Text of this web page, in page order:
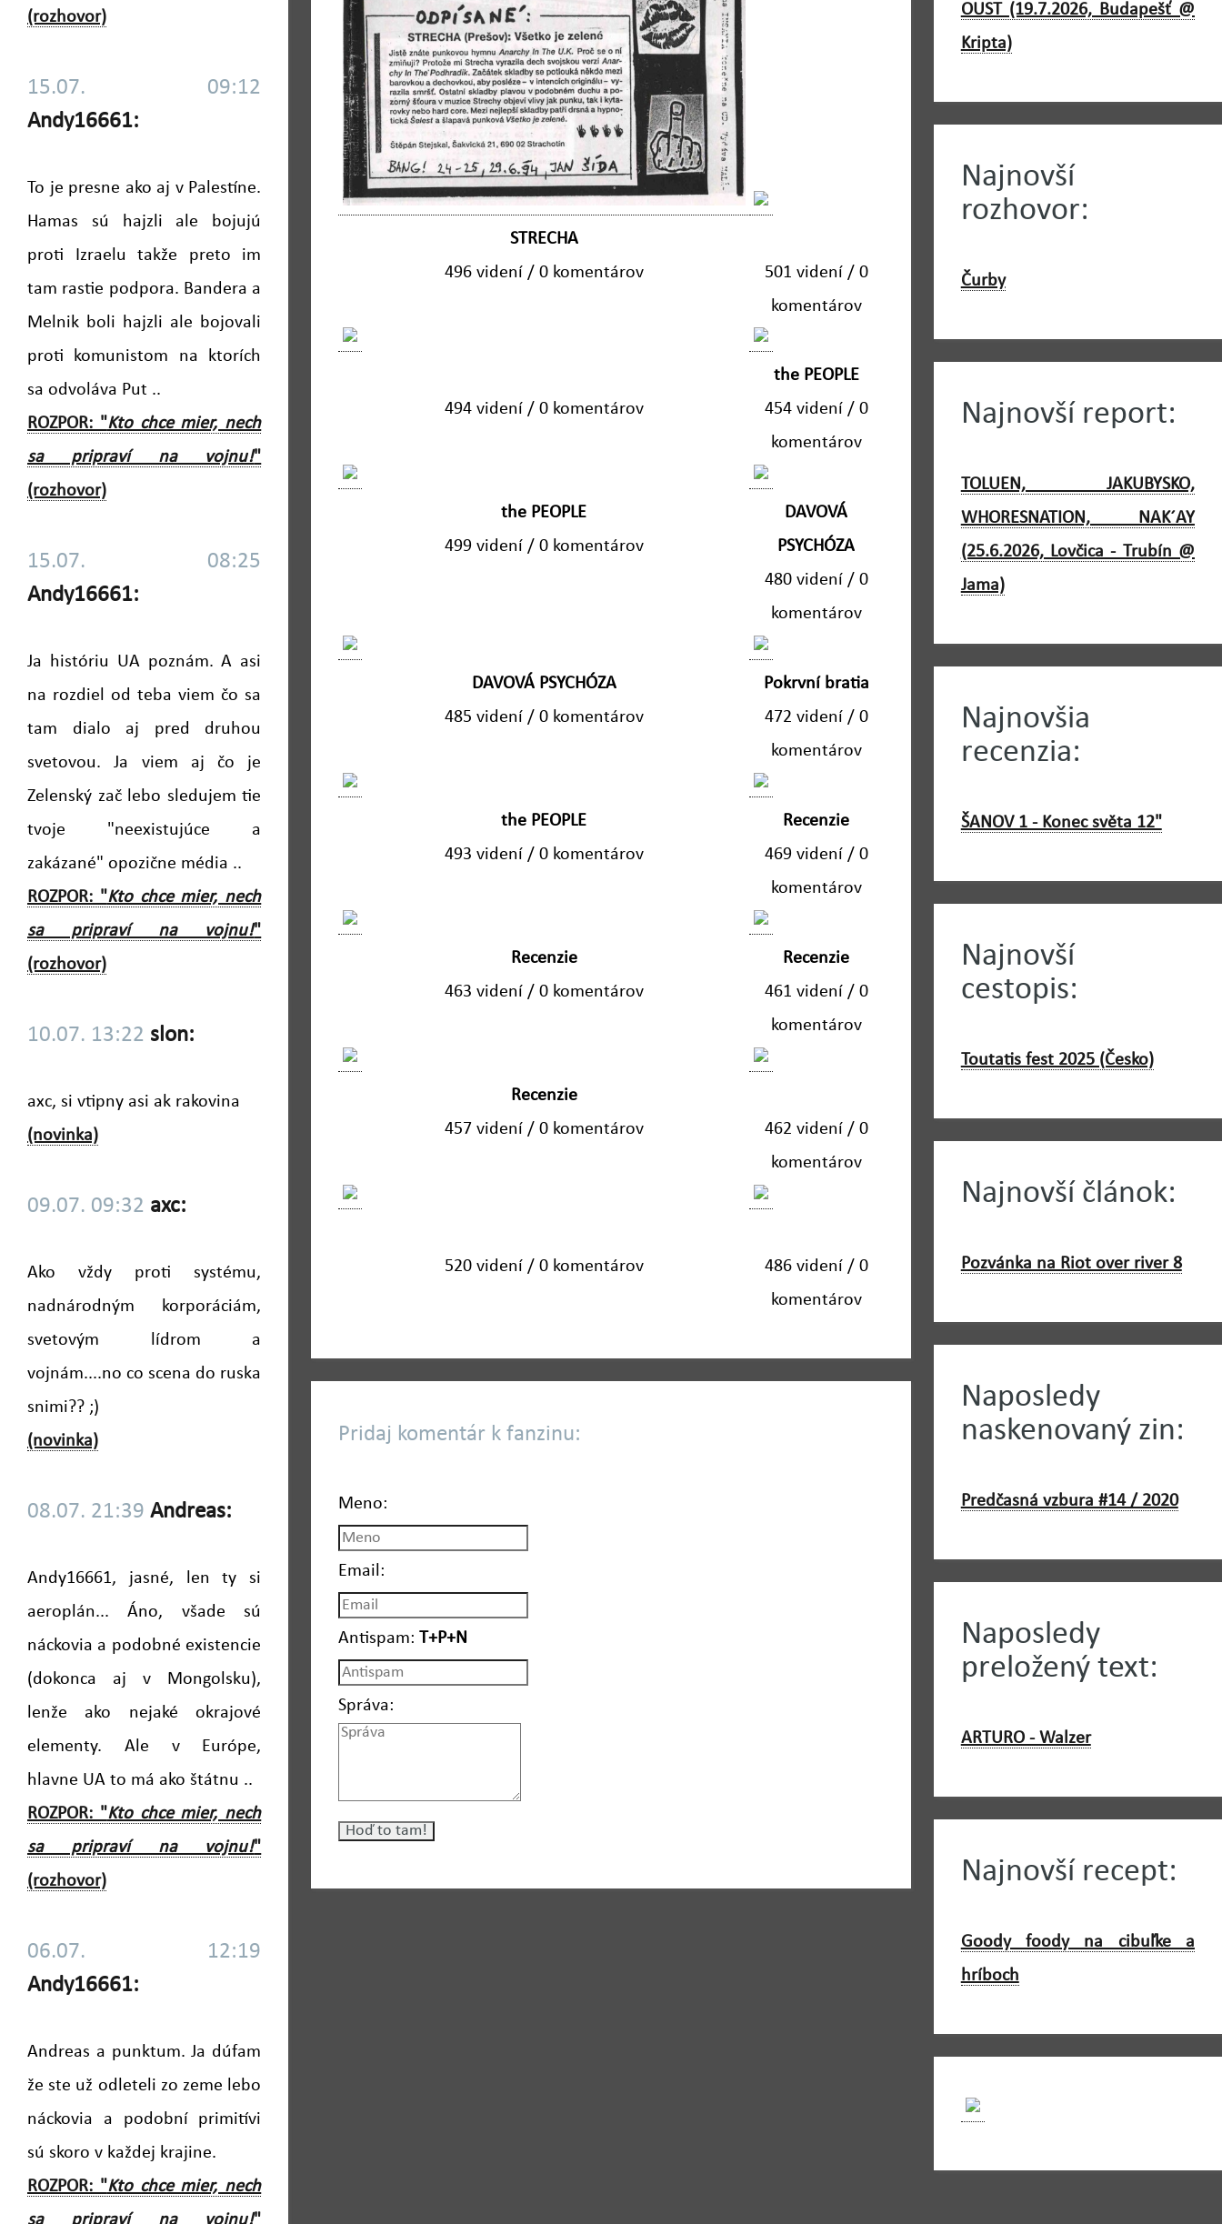
(rozhovor)
15.07. 09:12
Andy16661:
To je presne ako aj v Palestíne.
Hamas sú hajzli ale bojujú
proti Izraelu takže preto im
tam rastie podpora. Bandera a
Melnik boli hajzli ale bojovali
proti komunistom na ktorích
sa odvoláva Put ..
ROZPOR: "Kto chce mier, nech
sa pripraví na vojnu!"
(rozhovor)
15.07. 08:25
Andy16661:
Ja históriu UA poznám. A asi
na rozdiel od teba viem čo sa
tam dialo aj pred druhou
svetovou. Ja viem aj čo je
Zelenský zač lebo sledujem tie
tvoje "neexistujúce a
zakázané" opozične média ..
ROZPOR: "Kto chce mier, nech
sa pripraví na vojnu!"
(rozhovor)
10.07. 13:22 slon:
axc, si vtipny asi ak rakovina
(novinka)
09.07. 09:32 axc:
Ako vždy proti systému,
nadnárodným korporáciám,
svetovým lídrom a
vojnám....no co scena do ruska
snimi?? ;)
(novinka)
08.07. 21:39 Andreas:
Andy16661, jasné, len ty si
aeroplán... Áno, všade sú
náckovia a podobné existencie
(dokonca aj v Mongolsku),
lenže ako nejaké okrajové
elementy. Ale v Európe,
hlavne UA to má ako štátnu ..
ROZPOR: "Kto chce mier, nech
sa pripraví na vojnu!"
(rozhovor)
06.07. 12:19
Andy16661:
Andreas a punktum. Ja dúfam
že ste už odleteli zo zeme lebo
náckovia a podobní primitívi
sú skoro v každej krajine.
ROZPOR: "Kto chce mier, nech
sa pripraví na vojnu!"
STRECHA
496 videní / 0 komentárov
501 videní / 0
komentárov
494 videní / 0 komentárov
the PEOPLE
454 videní / 0
komentárov
the PEOPLE
499 videní / 0 komentárov
DAVOVÁ
PSYCHÓZA
480 videní / 0
komentárov
DAVOVÁ PSYCHÓZA
485 videní / 0 komentárov
Pokrvní bratia
472 videní / 0
komentárov
the PEOPLE
493 videní / 0 komentárov
Recenzie
469 videní / 0
komentárov
Recenzie
463 videní / 0 komentárov
Recenzie
461 videní / 0
komentárov
Recenzie
457 videní / 0 komentárov
462 videní / 0
komentárov
520 videní / 0 komentárov
486 videní / 0
komentárov
Pridaj komentár k fanzinu:
Meno:
Email:
Antispam: T+P+N
Správa:
OUST (19.7.2026, Budapešť @
Kripta)
Najnovší
rozhovor:
Čurby
Najnovší report:
TOLUEN, JAKUBYSKO,
WHORESNATION, NAK´AY
(25.6.2026, Lovčica - Trubín @
Jama)
Najnovšia
recenzia:
ŠANOV 1 - Konec světa 12"
Najnovší
cestopis:
Toutatis fest 2025 (Česko)
Najnovší článok:
Pozvánka na Riot over river 8
Naposledy
naskenovaný zin:
Predčasná vzbura #14 / 2020
Naposledy
preložený text:
ARTURO - Walzer
Najnovší recept:
Goody foody na cibuľke a
hríboch